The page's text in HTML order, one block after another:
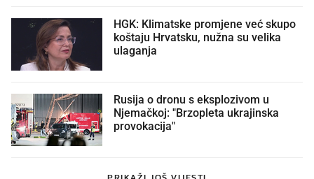
HGK: Klimatske promjene već skupo
koštaju Hrvatsku, nužna su velika
ulaganja
Rusija o dronu s eksplozivom u
Njemačkoj: "Brzopleta ukrajinska
provokacija"
PRIKAŽI JOŠ VIJESTI